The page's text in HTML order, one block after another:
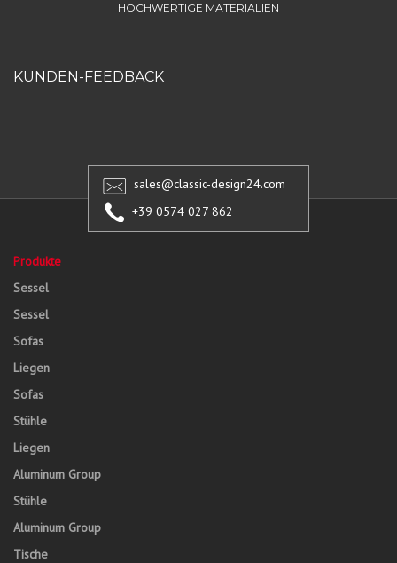
HOCHWERTIGE MATERIALIEN
KUNDEN-FEEDBACK
sales@classic-design24.com
+39 0574 027 862
Produkte
Sessel
Sessel
Sofas
Liegen
Sofas
Stühle
Liegen
Aluminum Group
Stühle
Aluminum Group
Tische